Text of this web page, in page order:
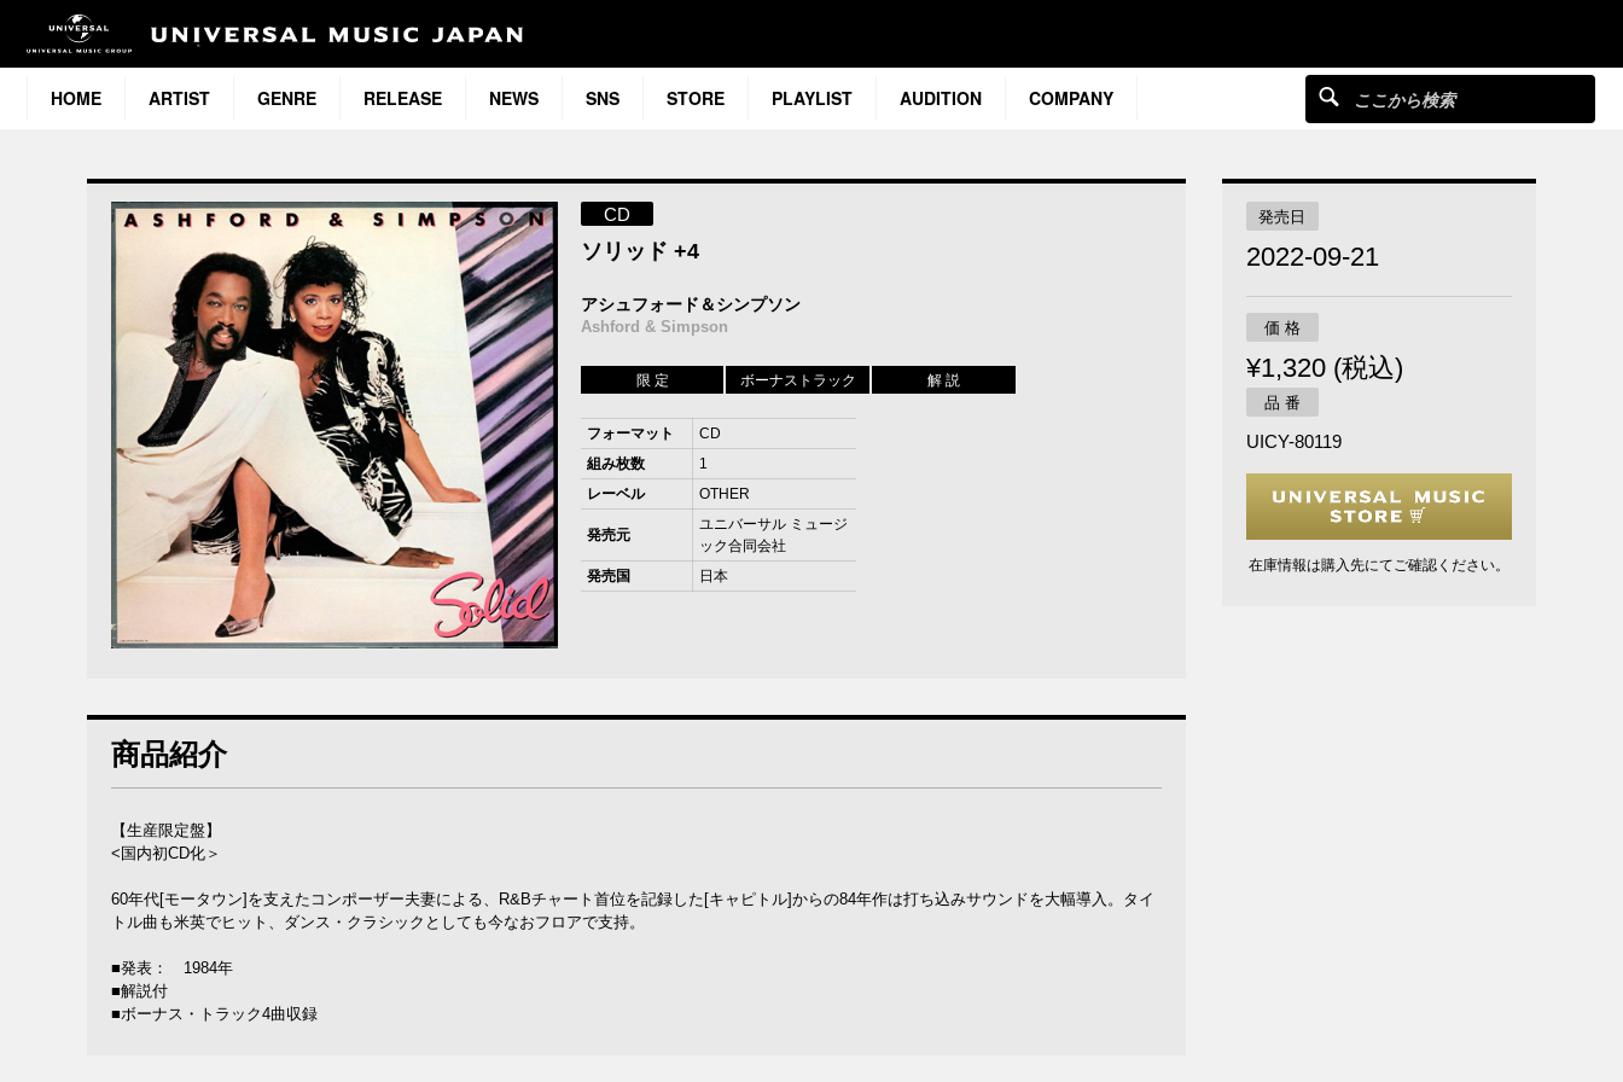
HOME ARTIST GENRE RELEASE NEWS SNS STORE PLAYLIST AUDITION COMPANY
CD
ソリッド +4
アシュフォード＆シンプソン
Ashford & Simpson
限 定 ボーナストラック 解 説
フォーマット
CD
組み枚数
1
レーベル
OTHER
発売元
ユニバーサル ミュージ
ック合同会社
発売国
日本
商品紹介
【生産限定盤】
<国内初CD化＞
60年代[モータウン]を支えたコンポーザー夫妻による、R&Bチャート首位を記録した[キャピトル]からの84年作は打ち込みサウンドを大幅導入。タイ
トル曲も米英でヒット、ダンス・クラシックとしても今なおフロアで支持。
■発表： 1984年
■解説付
■ボーナス・トラック4曲収録
発売日
2022-09-21
価 格
¥1,320 (税込)
品 番
UICY-80119
在庫情報は購入先にてご確認ください。